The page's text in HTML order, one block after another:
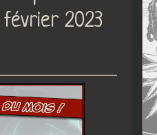
2023